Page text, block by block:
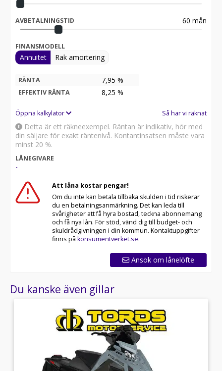
AVBETALNINGSTID 60 mån
FINANSMODELL
Annuitet Rak amortering
RÄNTA 7,95 %
EFFEKTIV RÄNTA 8,25 %
Öppna kalkylator Så har vi räknat
Detta är ett räkneexempel. Räntan är indikativ, hör med
din säljare för exakt räntenivå. Kontantinsatsen måste vara
minst 20 %.
LÅNEGIVARE
-
Att låna kostar pengar!
Om du inte kan betala tillbaka skulden i tid riskerar
du en betalningsanmärkning. Det kan leda till
svårigheter att få hyra bostad, teckna abonnemang
och få nya lån. För stöd, vänd dig till budget- och
skuldrådgivningen i din kommun. Kontaktuppgifter
finns på konsumentverket.se.
Ansök om lånelöfte
Du kanske även gillar